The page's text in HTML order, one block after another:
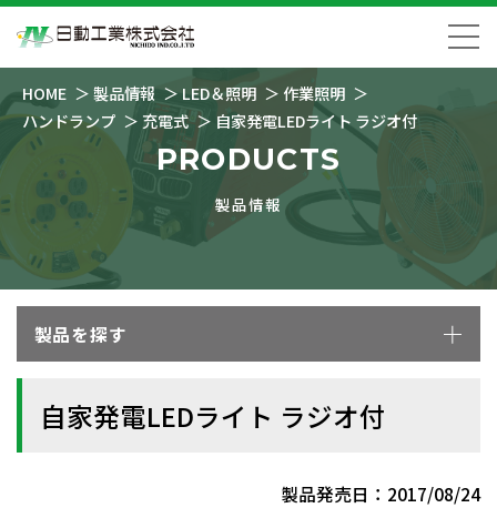
HOME 製品情報 LED＆照明
作業照明
ハンドランプ
充電式 自家発電LEDライト ラジオ付
PRODUCTS
製品情報
製品を探す
自家発電LEDライト ラジオ付
製品発売日：2017/08/24